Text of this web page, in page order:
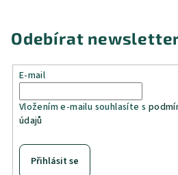
Odebírat
E-mail
Vložením e-mailu souhlasíte s
údajů
Přihlásit se